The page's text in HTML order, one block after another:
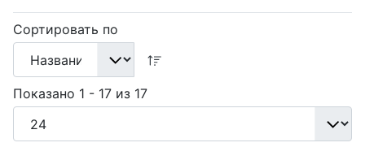
Сортировать по
Показано 1 - 17 из 17